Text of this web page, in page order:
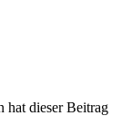
hat dieser Beitrag